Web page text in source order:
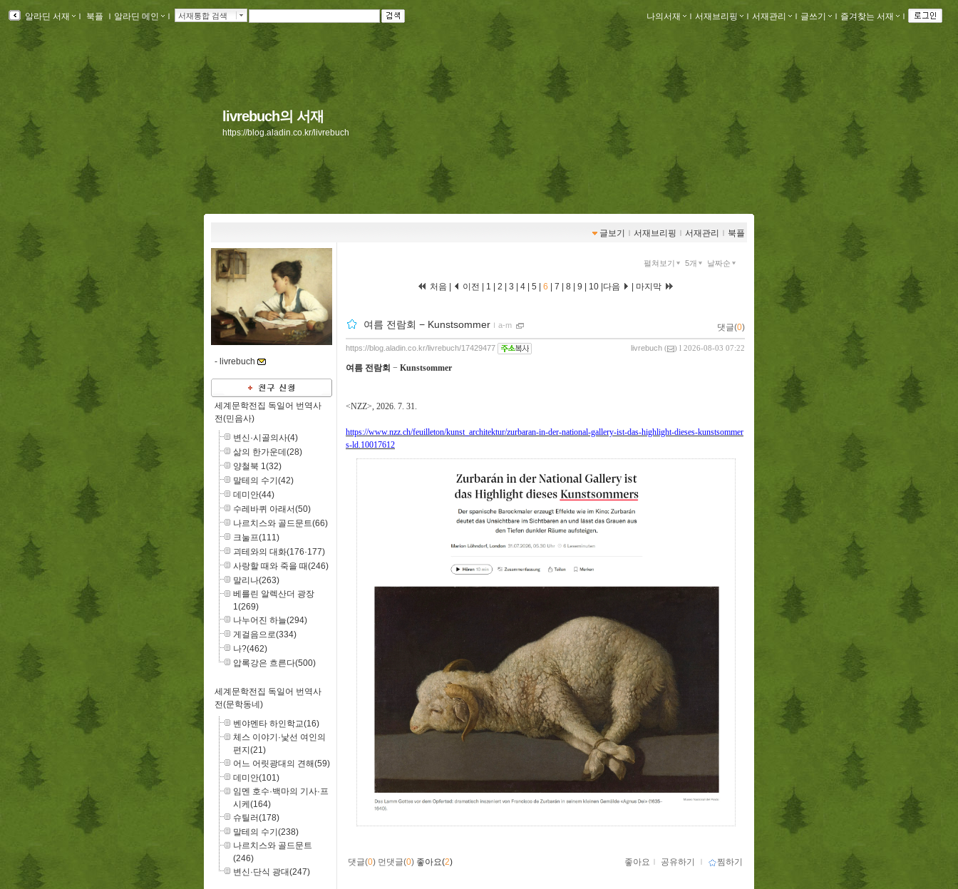
알라딘 서재 ｌ 북플 ｌ 알라딘 메인 ｌ 서재통합 검색 나의서재 ｌ 서재브리핑 ｌ 서재관리 ｌ 글쓰기 ｌ 즐겨찾는 서재 ｌ
livrebuch의 서재
https://blog.aladin.co.kr/livrebuch
글보기 ｌ 서재브리핑 ｌ 서재관리 ｌ 북플
- livrebuch
세계문학전집 독일어 번역사
전(민음사)
변신·시골의사(4)
삶의 한가운데(28)
양철북 1(32)
말테의 수기(42)
데미안(44)
수레바퀴 아래서(50)
나르치스와 골드문트(66)
크눌프(111)
괴테와의 대화(176·177)
사랑할 때와 죽을 때(246)
말리나(263)
베를린 알렉산더 광장
1(269)
나누어진 하늘(294)
게걸음으로(334)
나?(462)
압록강은 흐른다(500)
세계문학전집 독일어 번역사
전(문학동네)
벤야멘타 하인학교(16)
체스 이야기·낯선 여인의
편지(21)
어느 어릿광대의 견해(59)
데미안(101)
임멘 호수·백마의 기사·프
시케(164)
슈틸러(178)
말테의 수기(238)
나르치스와 골드문트
(246)
변신·단식 광대(247)
펼쳐보기 5개 날짜순
처음 이전 1 2 3 4 5 6 7 8 9 10 다음 마지막
여름 전람회 − Kunstsommer ｌ a-m 댓글(0)
livrebuch ( ) l 2026-08-03 07:22
https://blog.aladin.co.kr/livrebuch/17429477
여름 전람회 − Kunstsommer
<NZZ>, 2026. 7. 31.
https://www.nzz.ch/feuilleton/kunst_architektur/zurbaran-in-der-national-gallery-ist-das-highlight-dieses-kunstsommer
s-ld.10017612
댓글(0) 먼댓글(0) 좋아요(2) 좋아요 ｌ 공유하기 ｌ 찜하기